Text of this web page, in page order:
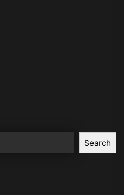
Search